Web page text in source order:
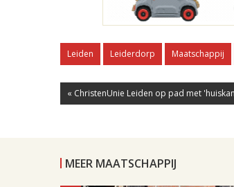
Leiden Leiderdorp Maatschappij
« ChristenUnie Leiden op pad met
MEER MAATSCHAPPIJ